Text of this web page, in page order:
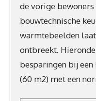
de vorige
bouwtechnische
warmtebeelden
ontbreekt.
besparingen bij
(60 m2) met een